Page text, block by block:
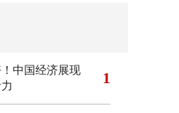
中国经济展现
1